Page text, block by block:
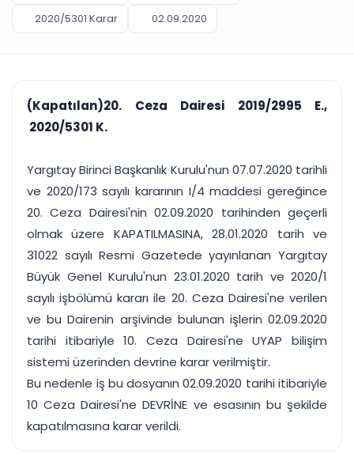
PLANLAMA & TAKİP
Pano ve Takip
Duruşma ve görev
takvimi
Hatırlatma ve
takibi
Tek panelde uçtan uca yönetim
UYAP & UETS entegrasyonundan finansa, hepsi bir arada.
Tüm özellikleri inceleyin Ücretsiz Başlayın
2020/5301 Karar
02.09.2020
(Kapatılan)20. Ceza Dairesi 2019/2995 E.,
2020/5301 K.
Yargıtay Birinci Başkanlık Kurulu'nun 07.07.2020 tarihli
ve 2020/173 sayılı kararının I/4 maddesi gereğince
20. Ceza Dairesi'nin 02.09.2020 tarihinden geçerli
olmak üzere KAPATILMASINA, 28.01.2020 tarih ve
31022 sayılı Resmi Gazetede yayınlanan Yargıtay
Büyük Genel Kurulu'nun 23.01.2020 tarih ve 2020/1
sayılı işbölümü kararı ile 20. Ceza Dairesi'ne verilen
ve bu Dairenin arşivinde bulunan işlerin 02.09.2020
tarihi itibariyle 10. Ceza Dairesi'ne UYAP bilişim
sistemi üzerinden devrine karar verilmiştir.
Bu nedenle iş bu dosyanın 02.09.2020 tarihi itibariyle
10 Ceza Dairesi'ne DEVRİNE ve esasının bu şekilde
kapatılmasına karar verildi.